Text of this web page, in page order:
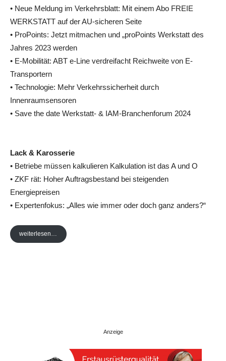
• Neue Meldung im Verkehrsblatt: Mit einem Abo FREIE
WERKSTATT auf der AU-sicheren Seite
• ProPoints: Jetzt mitmachen und „proPoints Werkstatt des
Jahres 2023 werden
• E-Mobilität: ABT e-Line verdreifacht Reichweite von E-
Transportern
• Technologie: Mehr Verkehrssicherheit durch
Innenraumsensoren
• Save the date Werkstatt- & IAM-Branchenforum 2024
Lack & Karosserie
• Betriebe müssen kalkulieren Kalkulation ist das A und O
• ZKF rät: Hoher Auftragsbestand bei steigenden
Energiepreisen
• Expertenfokus: „Alles wie immer oder doch ganz anders?“
weiterlesen…